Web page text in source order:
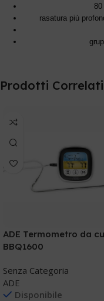
80
rasatura più
Prodotti Correlati
ADE Termometro da
BBQ1600
Senza Categoria
ADE
Disponibile